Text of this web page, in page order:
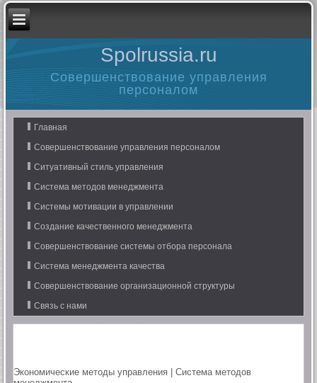
Spolrussia.ru
Совершенствование управления
персоналом
Главная
Совершенствование управления персоналом
Ситуативный стиль управления
Система методов менеджмента
Системы мотивации в управлении
Создание качественного менеджмента
Совершенствование системы отбора персонала
Система менеджмента качества
Совершенствование организационной структуры
Связь с нами
Экономические методы управления | Система методов